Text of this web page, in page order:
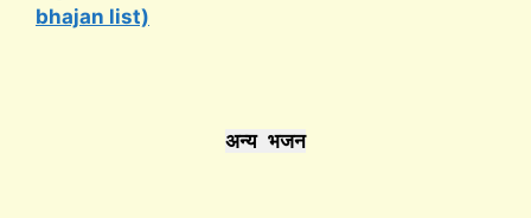
bhajan list)
अन्य भजन